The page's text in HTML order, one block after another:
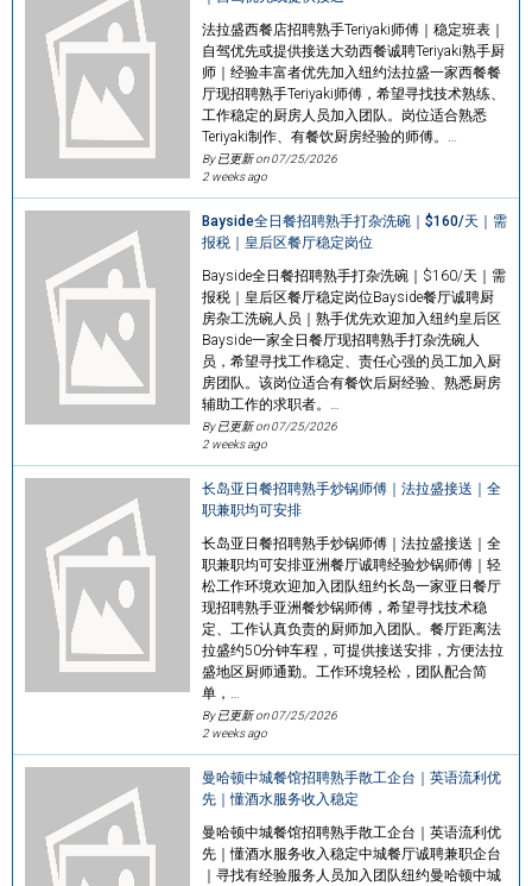
法拉盛西餐店招聘熟手Teriyaki师傅｜稳定班表｜
自驾优先或提供接送大劲西餐诚聘Teriyaki熟手厨
师｜经验丰富者优先加入纽约法拉盛一家西餐餐
厅现招聘熟手Teriyaki师傅，希望寻找技术熟练、
工作稳定的厨房人员加入团队。岗位适合熟悉
Teriyaki制作、有餐饮厨房经验的师傅。…
By 已更新 on07/25/2026
2 weeks ago
Bayside全日餐招聘熟手打杂洗碗｜$160/天｜需
报税｜皇后区餐厅稳定岗位
Bayside全日餐招聘熟手打杂洗碗｜$160/天｜需
报税｜皇后区餐厅稳定岗位Bayside餐厅诚聘厨
房杂工洗碗人员｜熟手优先欢迎加入纽约皇后区
Bayside一家全日餐厅现招聘熟手打杂洗碗人
员，希望寻找工作稳定、责任心强的员工加入厨
房团队。该岗位适合有餐饮后厨经验、熟悉厨房
辅助工作的求职者。…
By 已更新 on07/25/2026
2 weeks ago
长岛亚日餐招聘熟手炒锅师傅｜法拉盛接送｜全
职兼职均可安排
长岛亚日餐招聘熟手炒锅师傅｜法拉盛接送｜全
职兼职均可安排亚洲餐厅诚聘经验炒锅师傅｜轻
松工作环境欢迎加入团队纽约长岛一家亚日餐厅
现招聘熟手亚洲餐炒锅师傅，希望寻找技术稳
定、工作认真负责的厨师加入团队。餐厅距离法
拉盛约50分钟车程，可提供接送安排，方便法拉
盛地区厨师通勤。工作环境轻松，团队配合简
单，…
By 已更新 on07/25/2026
2 weeks ago
曼哈顿中城餐馆招聘熟手散工企台｜英语流利优
先｜懂酒水服务收入稳定
曼哈顿中城餐馆招聘熟手散工企台｜英语流利优
先｜懂酒水服务收入稳定中城餐厅诚聘兼职企台
｜寻找有经验服务人员加入团队纽约曼哈顿中城